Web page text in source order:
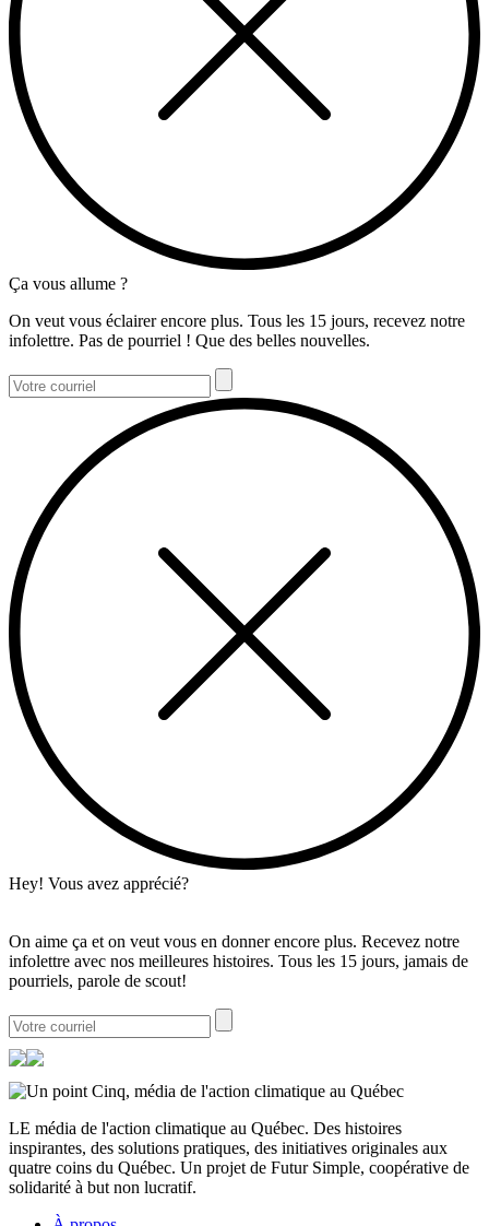
Ça vous allume ?
On veut vous éclairer encore plus. Tous les 15 jours, recevez notre
infolettre. Pas de pourriel ! Que des belles nouvelles.
Hey! Vous avez apprécié?
On aime ça et on veut vous en donner encore plus. Recevez notre
infolettre avec nos meilleures histoires. Tous les 15 jours, jamais de
pourriels, parole de scout!
LE média de l'action climatique au Québec. Des histoires
inspirantes, des solutions pratiques, des initiatives originales aux
quatre coins du Québec. Un projet de Futur Simple, coopérative de
solidarité à but non lucratif.